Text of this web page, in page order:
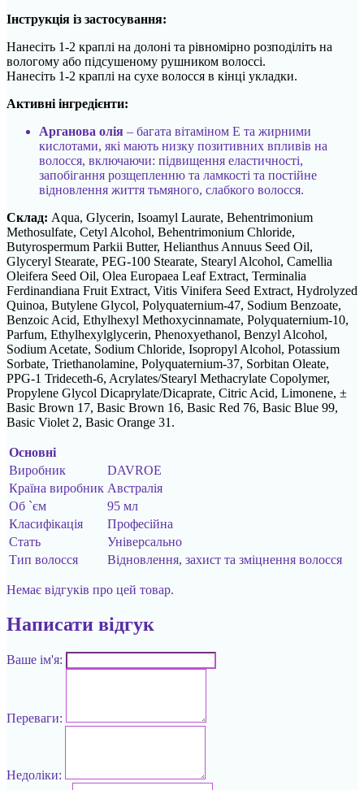
Інструкція із застосування:
Нанесіть 1-2 краплі на долоні та рівномірно розподіліть на
вологому або підсушеному рушником волоссі.
Нанесіть 1-2 краплі на сухе волосся в кінці укладки.
Активні інгредієнти:
Арганова олія – багата вітаміном Е та жирними
кислотами, які мають низку позитивних впливів на
волосся, включаючи: підвищення еластичності,
запобігання розщепленню та ламкості та постійне
відновлення життя тьмяного, слабкого волосся.
Склад: Aqua, Glycerin, Isoamyl Laurate, Behentrimonium
Methosulfate, Cetyl Alcohol, Behentrimonium Chloride,
Butyrospermum Parkii Butter, Helianthus Annuus Seed Oil,
Glyceryl Stearate, PEG-100 Stearate, Stearyl Alcohol, Camellia
Oleifera Seed Oil, Olea Europaea Leaf Extract, Terminalia
Ferdinandiana Fruit Extract, Vitis Vinifera Seed Extract, Hydrolyzed
Quinoa, Butylene Glycol, Polyquaternium-47, Sodium Benzoate,
Benzoic Acid, Ethylhexyl Methoxycinnamate, Polyquaternium-10,
Parfum, Ethylhexylglycerin, Phenoxyethanol, Benzyl Alcohol,
Sodium Acetate, Sodium Chloride, Isopropyl Alcohol, Potassium
Sorbate, Triethanolamine, Polyquaternium-37, Sorbitan Oleate,
PPG-1 Trideceth-6, Acrylates/Stearyl Methacrylate Copolymer,
Propylene Glycol Dicaprylate/Dicaprate, Citric Acid, Limonene, ±
Basic Brown 17, Basic Brown 16, Basic Red 76, Basic Blue 99,
Basic Violet 2, Basic Orange 31.
Основні
Виробник
DAVROE
Країна виробник Австралія
Об `єм
95 мл
Класифікація
Професійна
Стать
Універсально
Тип волосся
Відновлення, захист та зміцнення волосся
Немає відгуків про цей товар.
Написати відгук
Ваше ім'я:
Переваги:
Недоліки: